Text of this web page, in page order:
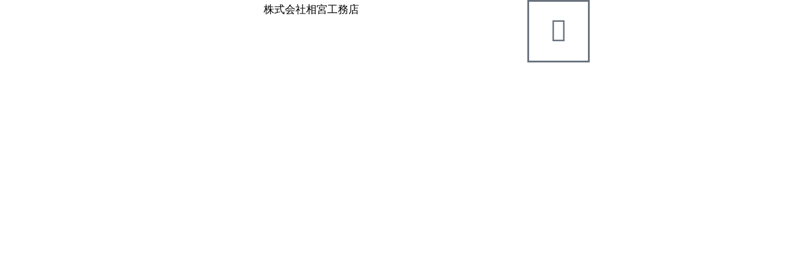
株式会社相宮工務店